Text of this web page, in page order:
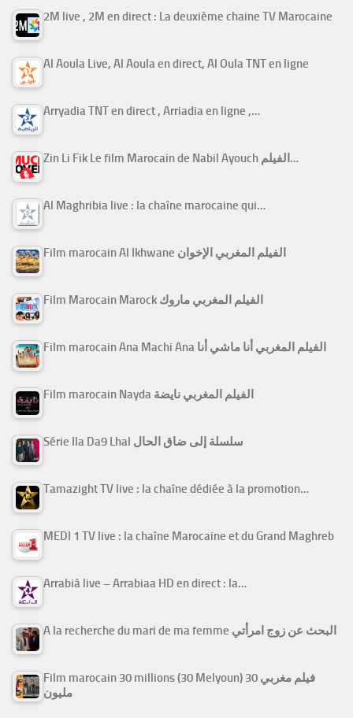
2M live , 2M en direct : La deuxième chaine TV Marocaine
Al Aoula Live, Al Aoula en direct, Al Oula TNT en ligne
Arryadia TNT en direct , Arriadia en ligne ,…
Zin Li Fik Le film Marocain de Nabil Ayouch الفيلم…
Al Maghribia live : la chaîne marocaine qui…
Film marocain Al Ikhwane الفيلم المغربي الإخوان
Film Marocain Marock الفيلم المغربي ماروك
Film marocain Ana Machi Ana الفيلم المغربي أنا ماشي أنا
Film marocain Nayda الفيلم المغربي نايضة
Série Ila Da9 Lhal سلسلة إلى ضاق الحال
Tamazight TV live : la chaîne dédiée à la promotion…
MEDI 1 TV live : la chaîne Marocaine et du Grand Maghreb
Arrabiâ live – Arrabiaa HD en direct : la…
A la recherche du mari de ma femme البحث عن زوج امرأتي
Film marocain 30 millions (30 Melyoun) فيلم مغربي 30
مليون